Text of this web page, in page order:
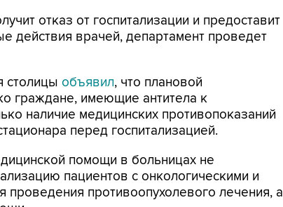
отказ от госпитализации и предоставит
врачей, департамент проведет
столицы объявил, что плановой
граждане, имеющие антитела к
наличие медицинских противопоказаний
перед госпитализацией.
помощи в больницах не
пациентов с онкологическими и
проведения противоопухолевого лечения, а